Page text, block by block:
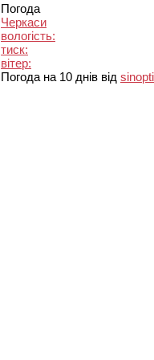
Погода
Черкаси
вологість:
тиск:
вітер:
Погода на 10 днів від